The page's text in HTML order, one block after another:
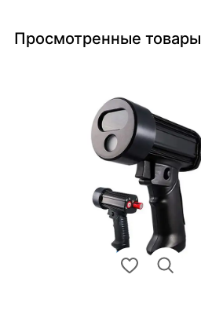
Просмотренные товары